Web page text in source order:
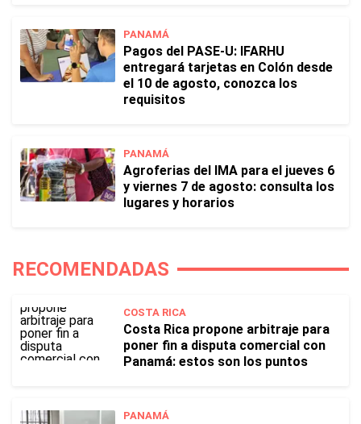
PANAMÁ
Pagos del PASE-U: IFARHU
entregará tarjetas en Colón desde
el 10 de agosto, conozca los
requisitos
PANAMÁ
Agroferias del IMA para el jueves 6
y viernes 7 de agosto: consulta los
lugares y horarios
RECOMENDADAS
COSTA RICA
Costa Rica propone arbitraje para
poner fin a disputa comercial con
Panamá: estos son los puntos
PANAMÁ